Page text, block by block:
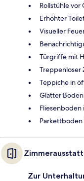
Rollstühle
Erhöhter
Visueller
Türgriffe mit
Treppenloser
Teppiche in
Glatter
Zur